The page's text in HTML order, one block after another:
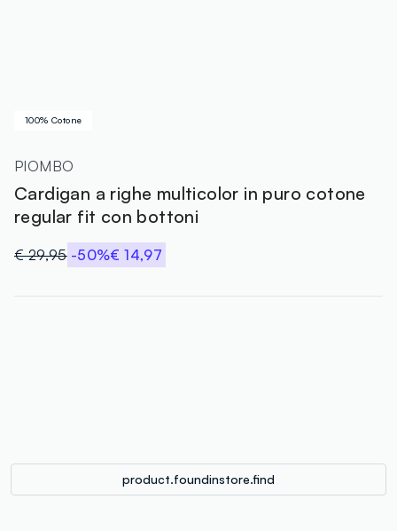
100% Cotone
PIOMBO
Cardigan a righe multicolor in puro cotone
regular fit con bottoni
€ 29,95 -50%€ 14,97
product.foundinstore.find